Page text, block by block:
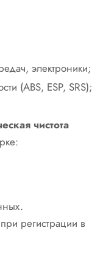
электроники;
(ABS, ESP, SRS);
чистота
регистрации в